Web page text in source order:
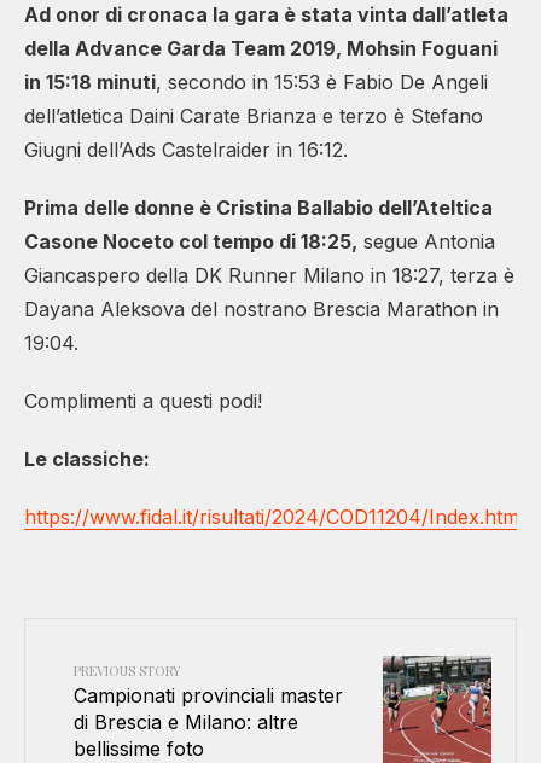
Ad onor di cronaca la gara è stata vinta dall’atleta
della Advance Garda Team 2019, Mohsin Foguani
in 15:18 minuti, secondo in 15:53 è Fabio De Angeli
dell’atletica Daini Carate Brianza e terzo è Stefano
Giugni dell’Ads Castelraider in 16:12.
Prima delle donne è Cristina Ballabio dell’Ateltica
Casone Noceto col tempo di 18:25, segue Antonia
Giancaspero della DK Runner Milano in 18:27, terza è
Dayana Aleksova del nostrano Brescia Marathon in
19:04.
Complimenti a questi podi!
Le classiche:
https://www.fidal.it/risultati/2024/COD11204/Index.htm
PREVIOUS STORY
Campionati provinciali master
di Brescia e Milano: altre
bellissime foto